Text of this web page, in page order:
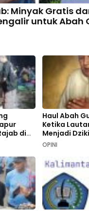
Minyak Gratis
untuk Abah
di
Haul Abah
Ketika
Menjadi
OPINI